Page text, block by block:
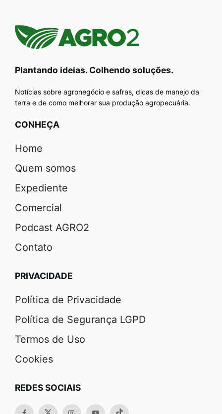
Plantando ideias. Colhendo soluções.
Notícias sobre agronegócio e safras, dicas de manejo da
terra e de como melhorar sua produção agropecuária.
CONHEÇA
Home
Quem somos
Expediente
Comercial
Podcast AGRO2
Contato
PRIVACIDADE
Política de Privacidade
Política de Segurança LGPD
Termos de Uso
Cookies
REDES SOCIAIS